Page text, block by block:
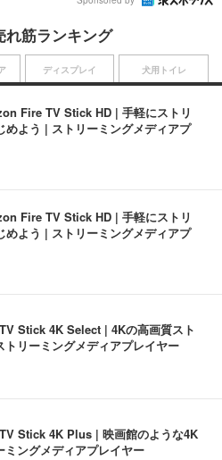
筋ランキング
Fire TV Stick HD | 手軽にストリ
めよう | ストリーミングメディアプ
Fire TV Stick HD | 手軽にストリ
めよう | ストリーミングメディアプ
Stick 4K Select | 4Kの高画質スト
トリーミングメディアプレイヤー
Stick 4K Plus | 映画館のような4K
ミングメディアプレイヤー
ディスプレイ 犬用トイレ